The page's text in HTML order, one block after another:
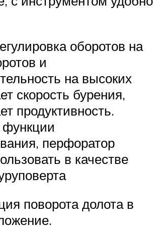
оборотов на
и
на высоких
скорость бурения,
продуктивность.
функции
перфоратор
в качестве
поворота долота в